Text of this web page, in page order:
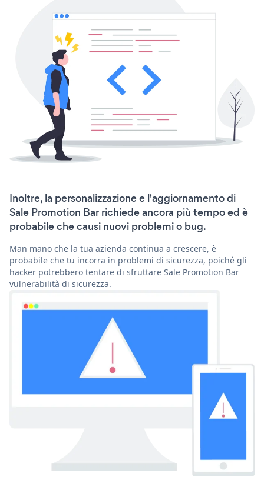
Inoltre, la personalizzazione e l'aggiornamento di
Sale Promotion Bar richiede ancora più tempo ed è
probabile che causi nuovi problemi o bug.
Man mano che la tua azienda continua a crescere, è
probabile che tu incorra in problemi di sicurezza, poiché gli
hacker potrebbero tentare di sfruttare Sale Promotion Bar
vulnerabilità di sicurezza.